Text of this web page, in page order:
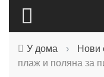
У дома › Нови
плаж и поляна за